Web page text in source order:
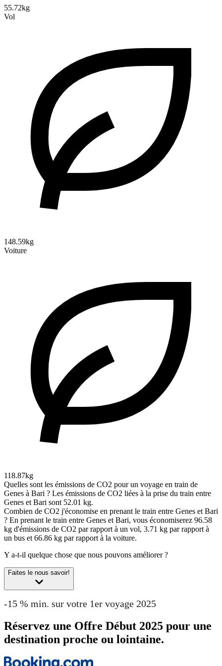
55.72kg
Vol
148.59kg
Voiture
118.87kg
Quelles sont les émissions de CO2 pour un voyage en train de
Genes à Bari ? Les émissions de CO2 liées à la prise du train entre
Genes et Bari sont 52.01 kg.
Combien de CO2 j'économise en prenant le train entre Genes et Bari
? En prenant le train entre Genes et Bari, vous économiserez 96.58
kg d'émissions de CO2 par rapport à un vol, 3.71 kg par rapport à
un bus et 66.86 kg par rapport à la voiture.
Y a-t-il quelque chose que nous pouvons améliorer ?
Faites le nous savoir!
-15 % min. sur votre 1er voyage 2025
Réservez une Offre Début 2025 pour une
destination proche ou lointaine.